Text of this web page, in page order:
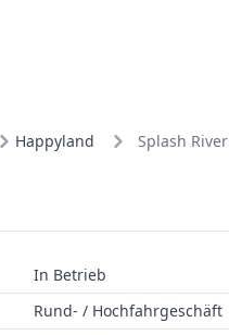
Happyland Splash River
In Betrieb
Rund- / Hochfahrgeschäft